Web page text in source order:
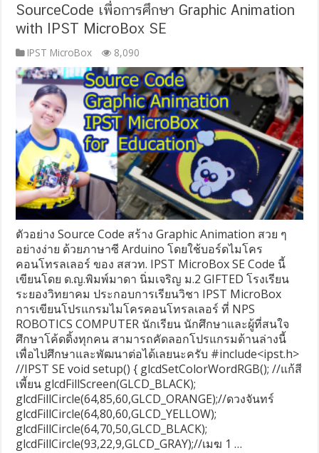
SourceCode เพื่อการศึกษา Graphic Animation
with IPST MicroBox SE
IPST MicroBox 8,090
ตัวอย่าง Source Code สร้าง Graphic Animation สวย ๆ
อย่างง่าย ด้วยภาษาซี Arduino โดยใช้บอร์ดไมโคร
คอนโทรลเลอร์ ของ สสวท. IPST MicroBox SE Code นี้
เขียนโดย ด.ญ.พิมพ์มาดา นิ่มเจริญ ม.2 GIFTED โรงเรียน
ระยองวิทยาคม ประกอบการเรียนวิชา IPST MicroBox
การเขียนโปรแกรมไมโครคอนโทรลเลอร์ ที่ NPS
ROBOTICS COMPUTER นักเรียน นักศึกษาและผู้ที่สนใจ
ศึกษาโค้ดดิ้งทุกคน สามารถคัดลอกโปรแกรมด้านล่างนี้
เพื่อไปศึกษาและพัฒนาต่อได้เลยนะครับ #include<ipst.h>
//IPST SE void setup() { glcdSetColorWordRGB(); //แก้สี
เพี้ยน glcdFillScreen(GLCD_BLACK);
glcdFillCircle(64,85,60,GLCD_ORANGE);//ดวงจันทร์
glcdFillCircle(64,80,60,GLCD_YELLOW);
glcdFillCircle(64,70,50,GLCD_BLACK);
glcdFillCircle(93,22,9,GLCD_GRAY);//เมฆ 1 …